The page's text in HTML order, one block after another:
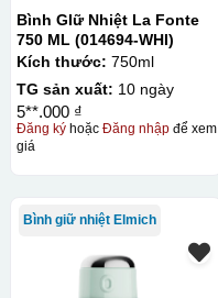
Bình GIữ Nhiệt La Fonte
750 ML (014694-WHI)
Kích thước: 750ml
TG sản xuất: 10 ngày
5**.000 ₫
Đăng kýhoặc Đăng nhậpđể xem
giá
Bình giữ nhiệt Elmich